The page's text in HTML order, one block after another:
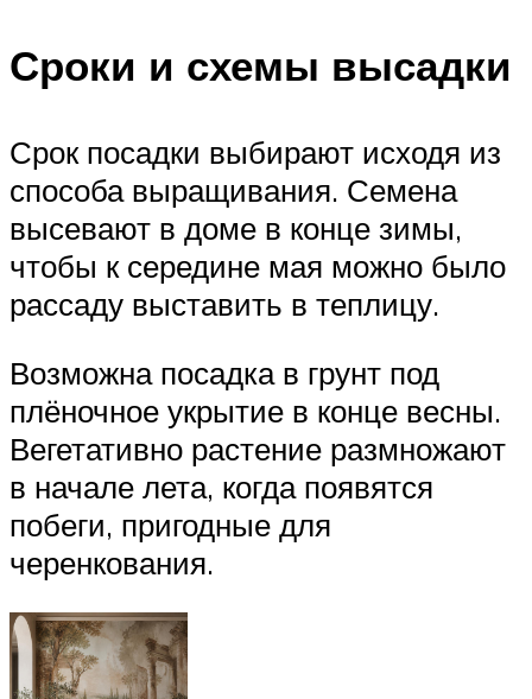
Сроки и схемы высадки
Срок посадки выбирают исходя из
способа выращивания. Семена
высевают в доме в конце зимы,
чтобы к середине мая можно было
рассаду выставить в теплицу.
Возможна посадка в грунт под
плёночное укрытие в конце весны.
Вегетативно растение размножают
в начале лета, когда появятся
побеги, пригодные для
черенкования.